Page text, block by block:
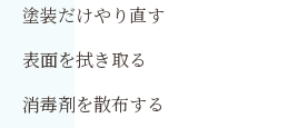
塗装だけやり直す
表面を拭き取る
消毒剤を散布する